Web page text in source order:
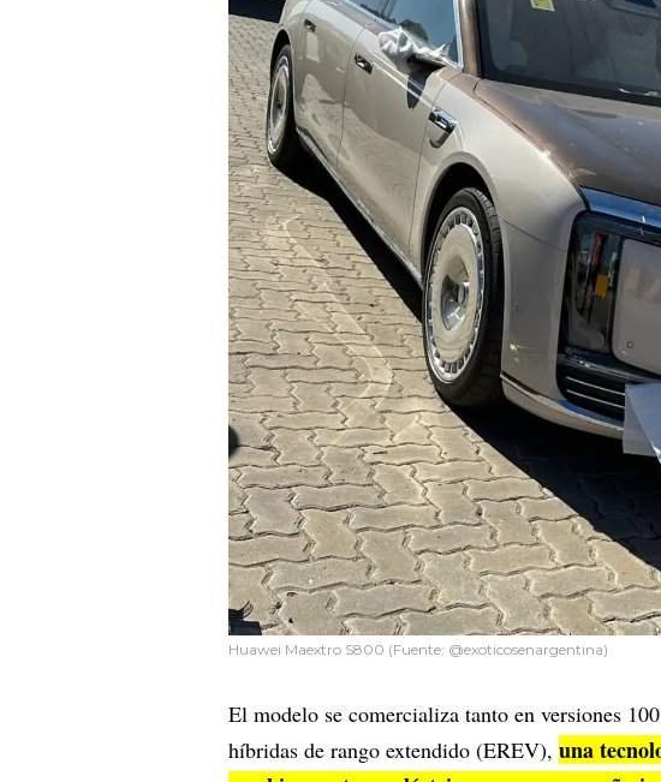
Huawei Maextro S800 (Fuente: @exoticosenargentina)
El modelo se comercializa tanto en versiones
híbridas de rango extendido (EREV), una